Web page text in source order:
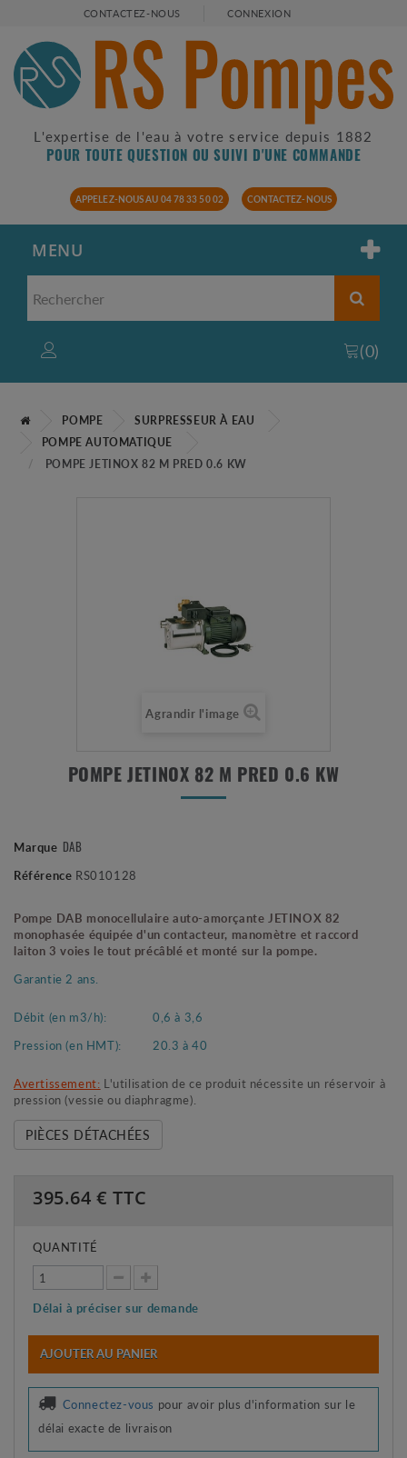
CONTACTEZ-NOUS CONNEXION
L'expertise de l'eau à votre service depuis 1882
POUR TOUTE QUESTION OU SUIVI D'UNE COMMANDE
APPELEZ-NOUS AU 04 78 33 50 02 CONTACTEZ-NOUS
MENU
(0)
POMPE
SURPRESSEUR À EAU
POMPE AUTOMATIQUE
POMPE JETINOX 82 M PRED 0.6 KW
Agrandir l'image
POMPE JETINOX 82 M PRED 0.6 KW
Marque DAB
Référence RS010128
Pompe DAB monocellulaire auto-amorçante JETINOX 82
monophasée équipée d'un contacteur, manomètre et raccord
laiton 3 voies le tout précâblé et monté sur la pompe.
Garantie 2 ans.
Débit (en m3/h):
0,6 à 3,6
Pression (en HMT):
20.3 à 40
Avertissement: L'utilisation de ce produit nécessite un réservoir à
pression (vessie ou diaphragme).
PIÈCES DÉTACHÉES
395.64 € TTC
QUANTITÉ
Délai à préciser sur demande
AJOUTER AU PANIER
Connectez-vous pour avoir plus d'information sur le
délai exacte de livraison